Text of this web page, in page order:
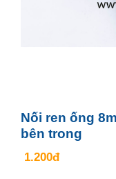
Nối ren ống
bên trong
1.200đ